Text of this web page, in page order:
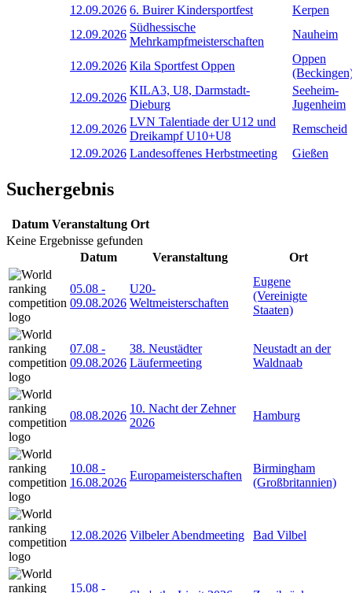
12.09.2026 6. Buirer Kindersportfest
Kerpen
12.09.2026
Südhessische
Mehrkampfmeisterschaften
Nauheim
12.09.2026 Kila Sportfest Oppen
Oppen
12.09.2026
KILA3, U8, Darmstadt-
Dieburg
Seeheim-
Jugenheim
12.09.2026
LVN Talentiade der U12 und
Dreikampf U10+U8
Remscheid
12.09.2026 Landesoffenes Herbstmeeting Gießen
Suchergebnis
Datum Veranstaltung Ort
Keine Ergebnisse gefunden
Datum
Veranstaltung Ort
05.08 -
09.08.2026
U20-
Weltmeisterschaften
Eugene
(Vereinigte
Staaten)
07.08 -
09.08.2026
38. Neustädter
Läufermeeting
Neustadt an der
Waldnaab
08.08.2026
10. Nacht der Zehner
2026
Hamburg
10.08 -
16.08.2026
Europameisterschaften
Birmingham
(Großbritannien)
12.08.2026 Vilbeler Abendmeeting Bad Vilbel
15.08 -